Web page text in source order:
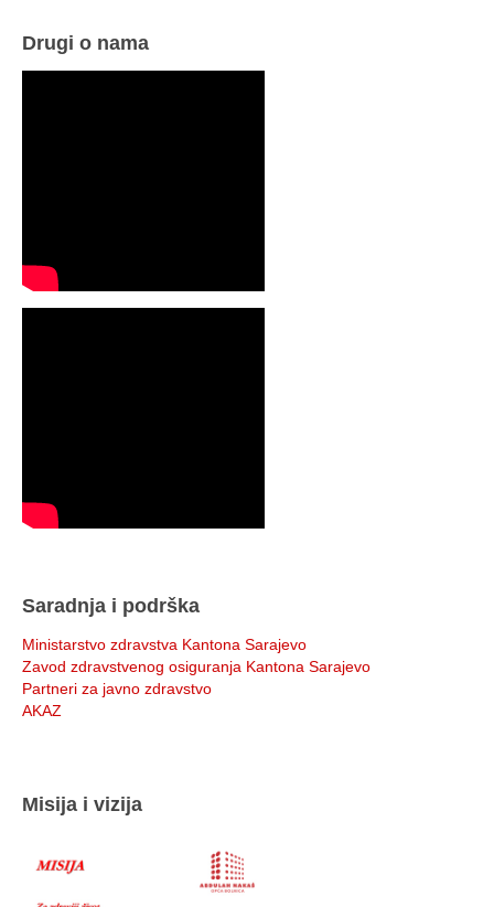
Drugi o nama
Saradnja i podrška
Ministarstvo zdravstva Kantona Sarajevo
Zavod zdravstvenog osiguranja Kantona Sarajevo
Partneri za javno zdravstvo
AKAZ
Misija i vizija